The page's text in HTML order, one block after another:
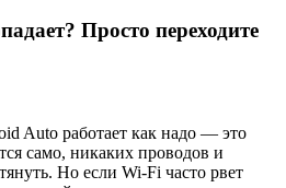
Просто переходите
Auto работает как надо — это
само, никаких проводов и
Но если Wi-Fi часто рвет